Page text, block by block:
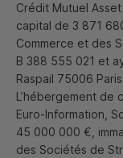
Crédit Mutuel
capital de 3 871
Commerce et des
B 388 555 021 et
Raspail 75006
L’hébergement de
Euro-Information,
45 000 000 €,
des Sociétés de